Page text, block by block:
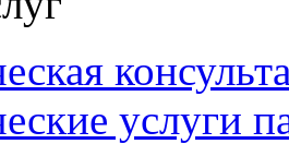
услуги